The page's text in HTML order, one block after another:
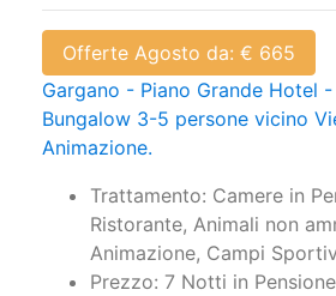
Offerte Agosto da: € 665
Gargano - Piano Grande Hotel
Bungalow 3-5 persone vicino
Animazione.
Trattamento: Camere in
Ristorante, Animali non
Animazione, Campi
Prezzo: 7 Notti in